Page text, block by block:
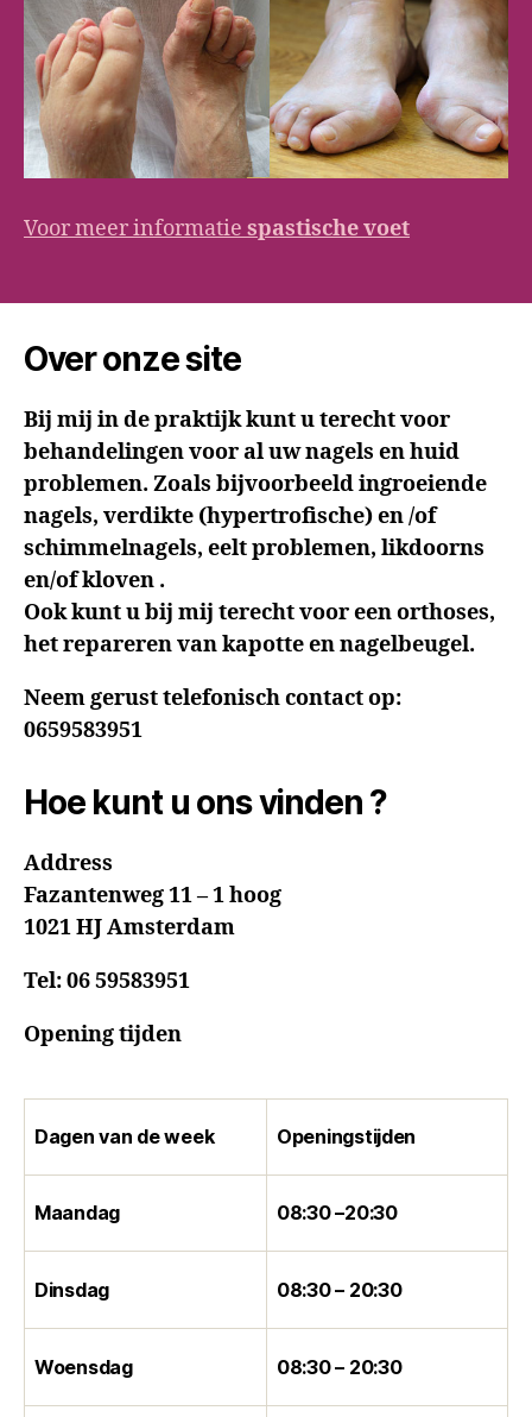
Voor meer informatie spastische voet
Over onze site
Bij mij in de praktijk kunt u terecht voor
behandelingen voor al uw nagels en huid
problemen. Zoals bijvoorbeeld ingroeiende
nagels, verdikte (hypertrofische) en /of
schimmelnagels, eelt problemen, likdoorns
en/of kloven .
Ook kunt u bij mij terecht voor een orthoses,
het repareren van kapotte en nagelbeugel.
Neem gerust telefonisch contact op:
0659583951
Hoe kunt u ons vinden ?
Address
Fazantenweg 11 – 1 hoog
1021 HJ Amsterdam
Tel:06 59583951
Opening tijden
Dagen van de week Openingstijden
Maandag 08:30 –20:30
Dinsdag 08:30 – 20:30
Woensdag 08:30 – 20:30